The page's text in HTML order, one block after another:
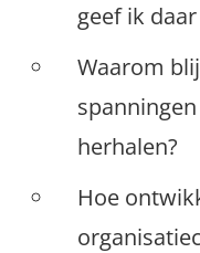
geef ik
Waarom
herhalen?
Hoe